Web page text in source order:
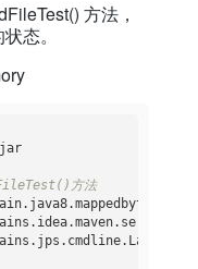
方法，
态。
方法